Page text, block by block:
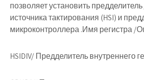
позволяет установить
источника тактирования (HSI) и
микроконтроллера .Имя регистра /
HSIDIV/ Предделитель внутреннего